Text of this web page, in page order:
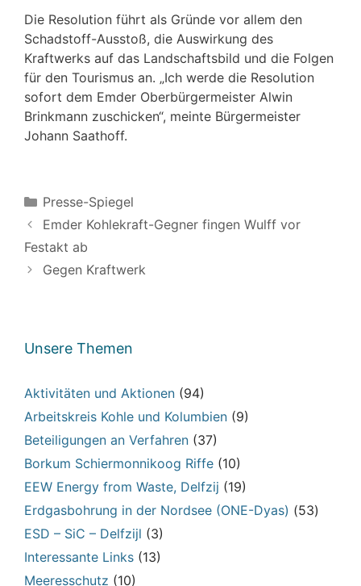
Die Resolution führt als Gründe vor allem den
Schadstoff-Ausstoß, die Auswirkung des
Kraftwerks auf das Landschaftsbild und die Folgen
für den Tourismus an. „Ich werde die Resolution
sofort dem Emder Oberbürgermeister Alwin
Brinkmann zuschicken“, meinte Bürgermeister
Johann Saathoff.
Kategorien
Presse-Spiegel
Emder Kohlekraft-Gegner fingen Wulff vor
Festakt ab
Gegen Kraftwerk
Unsere Themen
Aktivitäten und Aktionen (94)
Arbeitskreis Kohle und Kolumbien (9)
Beteiligungen an Verfahren (37)
Borkum Schiermonnikoog Riffe (10)
EEW Energy from Waste, Delfzij (19)
Erdgasbohrung in der Nordsee (ONE-Dyas) (53)
ESD – SiC – Delfzijl (3)
Interessante Links (13)
Meeresschutz (10)